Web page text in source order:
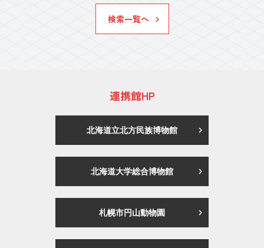
検索一覧へ
連携館HP
北海道立北方民族博物館
北海道大学総合博物館
札幌市円山動物園